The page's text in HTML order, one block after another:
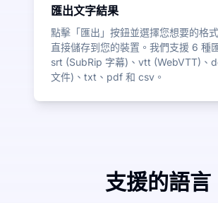
匯出文字結果
點擊「匯出」按鈕並選擇您想要的格
直接儲存到您的裝置。我們支援 6 種
srt (SubRip 字幕)、vtt (WebVTT)、
文件)、txt、pdf 和 csv。
支援的語言